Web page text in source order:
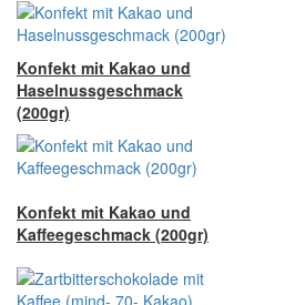
Konfekt mit Kakao und
Haselnussgeschmack
(200gr)
Konfekt mit Kakao und
Kaffeegeschmack (200gr)